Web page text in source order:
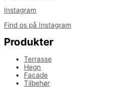
Instagram
Find os på Instagram
Produkter
Terrasse
Hegn
Facade
Tilbehør